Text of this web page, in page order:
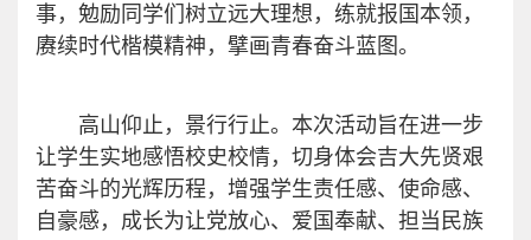
事，勉励 同学们 树立远大理想，练就报国本领，
赓续时代楷模精神，擘画青春奋斗蓝图。
高山仰止，景行行止。 本次活动旨在进一步
让学生实地感悟校史校情，切身体会吉大先贤艰
苦奋斗的光辉历程，增强学生责任感、使命感、
自豪感，成长为让党放心、爱国奉献、担当民族